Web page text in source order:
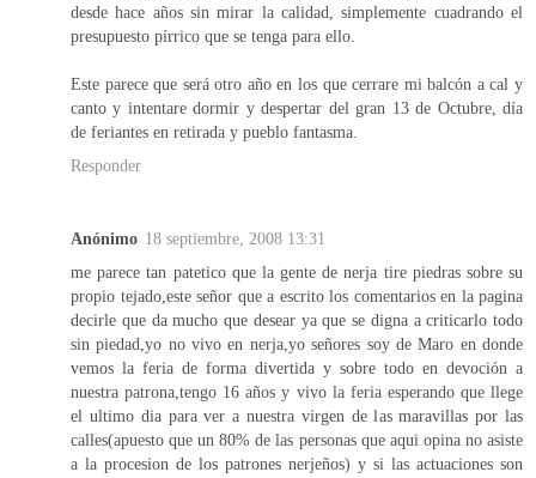
desde hace años sin mirar la calidad, simplemente cuadrando el
presupuesto pírrico que se tenga para ello.
Este parece que será otro año en los que cerrare mi balcón a cal y
canto y intentare dormir y despertar del gran 13 de Octubre, día
de feriantes en retirada y pueblo fantasma.
Responder
Anónimo 18 septiembre, 2008 13:31
me parece tan patetico que la gente de nerja tire piedras sobre su
propio tejado,este señor que a escrito los comentarios en la pagina
decirle que da mucho que desear ya que se digna a criticarlo todo
sin piedad,yo no vivo en nerja,yo señores soy de Maro en donde
vemos la feria de forma divertida y sobre todo en devoción a
nuestra patrona,tengo 16 años y vivo la feria esperando que llege
el ultimo dia para ver a nuestra virgen de las maravillas por las
calles(apuesto que un 80% de las personas que aqui opina no asiste
a la procesion de los patrones nerjeños) y si las actuaciones son